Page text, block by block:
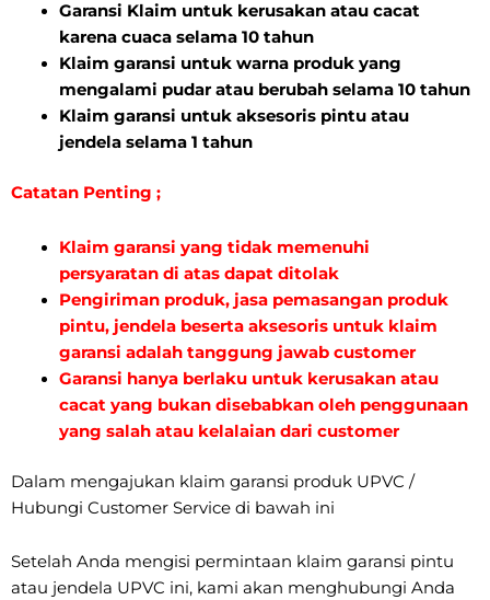
Garansi Klaim untuk kerusakan atau cacat
karena cuaca selama 10 tahun
Klaim garansi untuk warna produk yang
mengalami pudar atau berubah selama 10 tahun
Klaim garansi untuk aksesoris pintu atau
jendela selama 1 tahun
Catatan Penting ;
Klaim garansi yang tidak memenuhi
persyaratan di atas dapat ditolak
Pengiriman produk, jasa pemasangan produk
pintu, jendela beserta aksesoris untuk klaim
garansi adalah tanggung jawab customer
Garansi hanya berlaku untuk kerusakan atau
cacat yang bukan disebabkan oleh penggunaan
yang salah atau kelalaian dari customer
Dalam mengajukan klaim garansi produk UPVC /
Hubungi Customer Service di bawah ini
Setelah Anda mengisi permintaan klaim garansi pintu
atau jendela UPVC ini, kami akan menghubungi Anda